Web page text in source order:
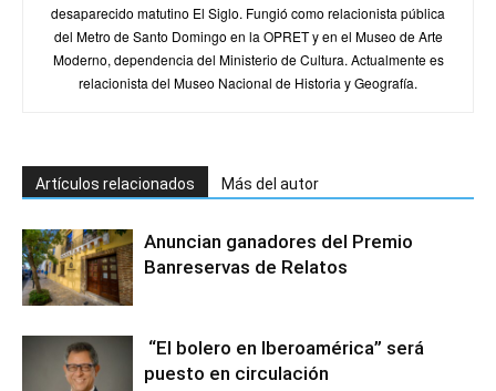
desaparecido matutino El Siglo. Fungió como relacionista pública
del Metro de Santo Domingo en la OPRET y en el Museo de Arte
Moderno, dependencia del Ministerio de Cultura. Actualmente es
relacionista del Museo Nacional de Historia y Geografía.
Artículos relacionados Más del autor
Anuncian ganadores del Premio
Banreservas de Relatos
“El bolero en Iberoamérica” será
puesto en circulación